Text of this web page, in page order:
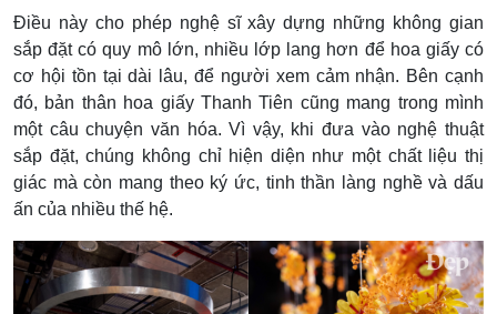
Điều này cho phép nghệ sĩ xây dựng những không gian
sắp đặt có quy mô lớn, nhiều lớp lang hơn để hoa giấy có
cơ hội tồn tại dài lâu, để người xem cảm nhận. Bên cạnh
đó, bản thân hoa giấy Thanh Tiên cũng mang trong mình
một câu chuyện văn hóa. Vì vậy, khi đưa vào nghệ thuật
sắp đặt, chúng không chỉ hiện diện như một chất liệu thị
giác mà còn mang theo ký ức, tinh thần làng nghề và dấu
ấn của nhiều thế hệ.